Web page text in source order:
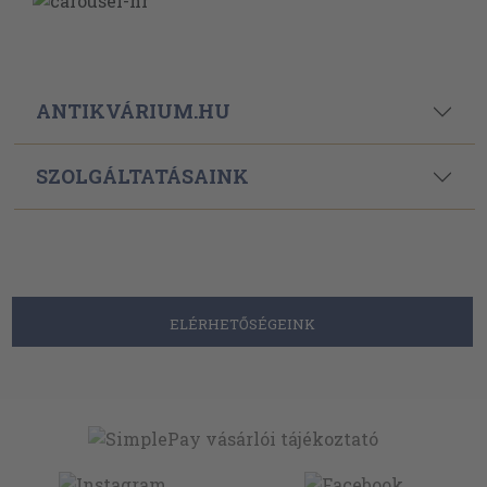
ANTIKVÁRIUM.HU
SZOLGÁLTATÁSAINK
ELÉRHETŐSÉGEINK